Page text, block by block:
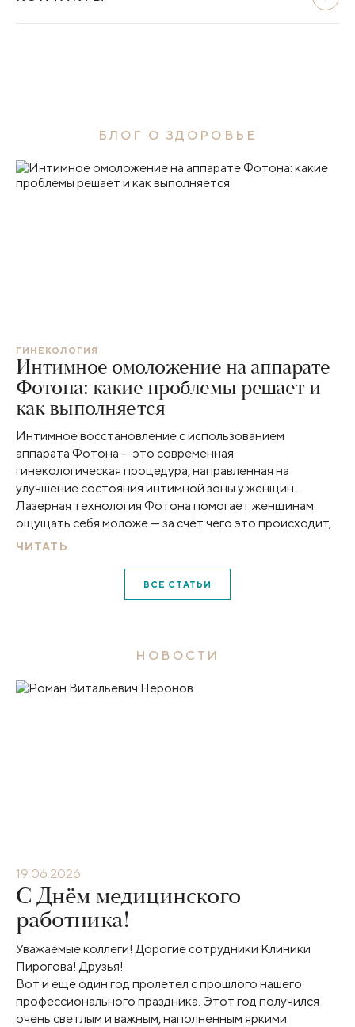
БЛОГ О ЗДОРОВЬЕ
ГИНЕКОЛОГИЯ
Интимное омоложение на аппарате
Фотона: какие проблемы решает и
как выполняется
Интимное восстановление с использованием
аппарата Фотона — это современная
гинекологическая процедура, направленная на
улучшение состояния интимной зоны у женщин.
Лазерная технология Фотона помогает женщинам
ощущать себя моложе — за счёт чего это происходит,
разобрались с врачом-гинекологом Клиники Пирогова
ЧИТАТЬ
ВСЕ СТАТЬИ
НОВОСТИ
19.06.2026
С Днём медицинского
работника!
Уважаемые коллеги! Дорогие сотрудники Клиники
Пирогова! Друзья!
Вот и еще один год пролетел с прошлого нашего
профессионального праздника. Этот год получился
очень светлым и важным, наполненным яркими